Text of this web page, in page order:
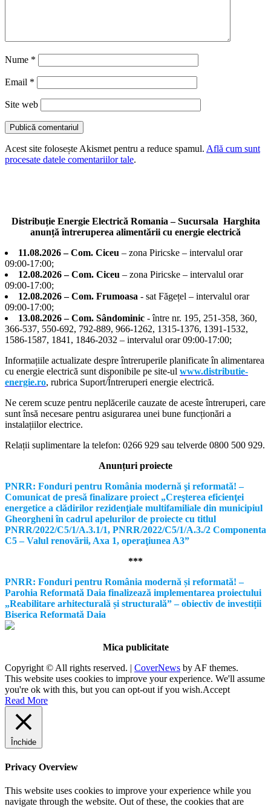
Nume *
Email *
Site web
Acest site folosește Akismet pentru a reduce spamul. Află cum sunt
procesate datele comentariilor tale.
Distribuție Energie Electrică Romania – Sucursala Harghita
anunță întreruperea alimentării cu energie electrică
11.08.2026 – Com. Ciceu – zona Piricske – intervalul orar
09:00-17:00;
12.08.2026 – Com. Ciceu – zona Piricske – intervalul orar
09:00-17:00;
12.08.2026 – Com. Frumoasa - sat Făgețel – intervalul orar
09:00-17:00;
13.08.2026 – Com. Sândominic - între nr. 195, 251-358, 360,
366-537, 550-692, 792-889, 966-1262, 1315-1376, 1391-1532,
1586-1587, 1841, 1846-2032 – intervalul orar 09:00-17:00;
Informațiile actualizate despre întreruperile planificate în alimentarea
cu energie electrică sunt disponibile pe site-ul www.distributie-
energie.ro, rubrica Suport/Întreruperi energie electrică.
Ne cerem scuze pentru neplăcerile cauzate de aceste întreruperi, care
sunt însă necesare pentru asigurarea unei bune funcționări a
instalațiilor electrice.
Relații suplimentare la telefon: 0266 929 sau telverde 0800 500 929.
Anunțuri proiecte
PNRR: Fonduri pentru România modernă şi reformată! –
Comunicat de presă finalizare proiect „Creşterea eficienţei
energetice a clădirilor rezidenţiale multifamiliale din municipiul
Gheorgheni în cadrul apelurilor de proiecte cu titlul
PNRR/2022/C5/1/A.3.1/1, PNRR/2022/C5/1/A.3./2 Componenta
C5 – Valul renovării, Axa 1, operaţiunea A3”
***
PNRR: Fonduri pentru România modernă și reformată! –
Parohia Reformată Daia finalizează implementarea proiectului
„Reabilitare arhitecturală și structurală” – obiectiv de investiții
Biserica Reformată Daia
Mica publicitate
Copyright © All rights reserved. | CoverNews by AF themes.
This website uses cookies to improve your experience. We'll assume
you're ok with this, but you can opt-out if you wish.Accept
Read More
Închide
Privacy Overview
This website uses cookies to improve your experience while you
navigate through the website. Out of these, the cookies that are